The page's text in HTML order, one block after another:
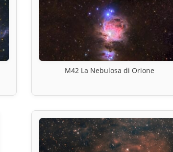
M42 La Nebulosa di Orione